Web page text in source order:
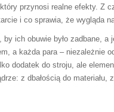
przynosi realne efekty. Z
i co sprawia, że wygląda
ich obuwie było zadbane, a
a każda para – niezależnie
dodatek do stroju, ale
z dbałością do